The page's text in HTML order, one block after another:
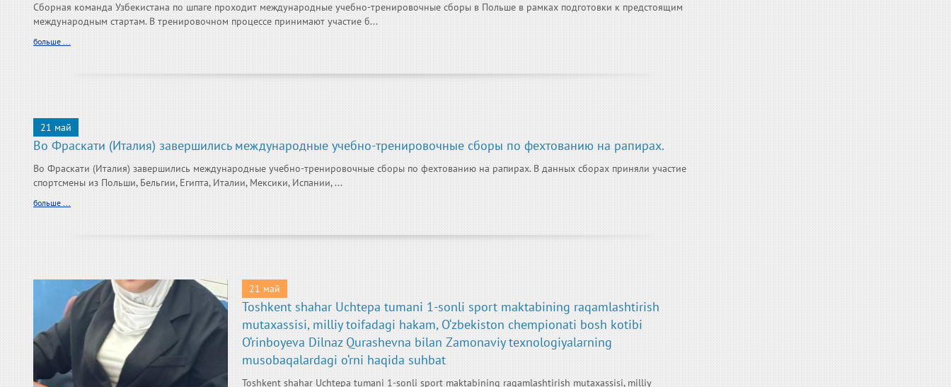
Сборная команда Узбекистана по шпаге проходит международные учебно-тренировочные сборы в Польше в рамках подготовки к предстоящим
международным стартам. В тренировочном процессе принимают участие б...
больше ...
21 май
Во Фраскати (Италия) завершились международные учебно-тренировочные сборы по фехтованию на рапирах.
Во Фраскати (Италия) завершились международные учебно-тренировочные сборы по фехтованию на рапирах. В данных сборах приняли участие
спортсмены из Польши, Бельгии, Египта, Италии, Мексики, Испании, ...
больше ...
21 май
Toshkent shahar Uchtepa tumani 1-sonli sport maktabining raqamlashtirish
mutaxassisi, milliy toifadagi hakam, O‘zbekiston chempionati bosh kotibi
O‘rinboyeva Dilnaz Qurashevna bilan Zamonaviy texnologiyalarning
musobaqalardagi o‘rni haqida suhbat
Toshkent shahar Uchtepa tumani 1-sonli sport maktabining raqamlashtirish mutaxassisi, milliy